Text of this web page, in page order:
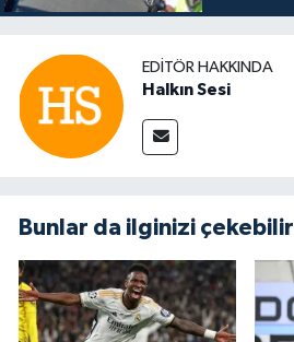
EDITÖR HAKKINDA
Halkın Sesi
Bunlar da ilginizi çekebilir